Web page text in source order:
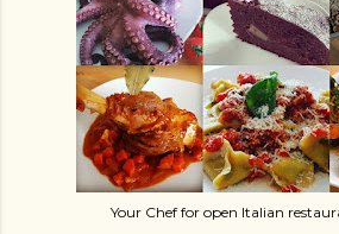
Your Chef for open Italian